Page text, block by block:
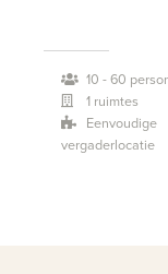
Deze
ruimte is
comfortabele
scherm, audio,
10 - 60
1 ruimtes
Eenvoudige
vergaderlocatie